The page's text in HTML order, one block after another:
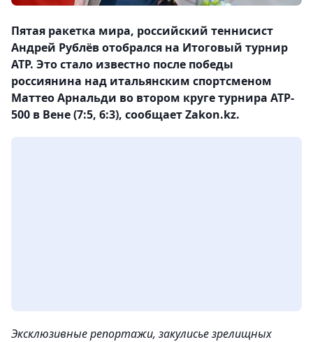
Пятая ракетка мира, российский теннисист
Андрей Рублёв отобрался на Итоговый турнир
ATP. Это стало известно после победы
россиянина над итальянским спортсменом
Маттео Арнальди во втором круге турнира ATP-
500 в Вене (7:5, 6:3), сообщает Zakon.kz.
Эксклюзивные репортажи, закулисье зрелищных